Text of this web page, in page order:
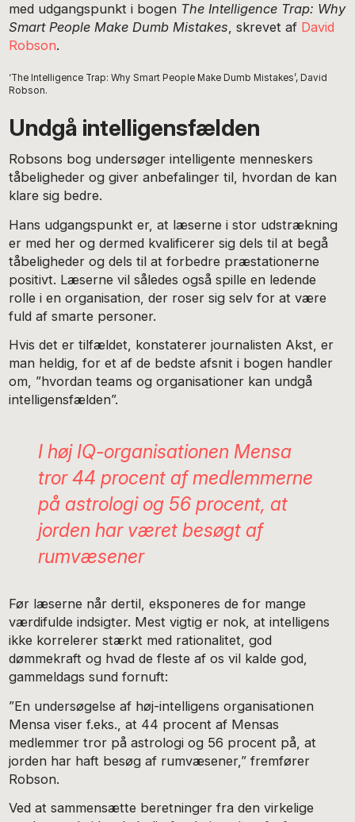
med udgangspunkt i bogen The Intelligence Trap: Why
Smart People Make Dumb Mistakes, skrevet af David
Robson.
‘The Intelligence Trap: Why Smart People Make Dumb Mistakes’, David
Robson.
Undgå intelligensfælden
Robsons bog undersøger intelligente menneskers
tåbeligheder og giver anbefalinger til, hvordan de kan
klare sig bedre.
Hans udgangspunkt er, at læserne i stor udstrækning
er med her og dermed kvalificerer sig dels til at begå
tåbeligheder og dels til at forbedre præstationerne
positivt. Læserne vil således også spille en ledende
rolle i en organisation, der roser sig selv for at være
fuld af smarte personer.
Hvis det er tilfældet, konstaterer journalisten Akst, er
man heldig, for et af de bedste afsnit i bogen handler
om, ”hvordan teams og organisationer kan undgå
intelligensfælden”.
I høj IQ-organisationen Mensa
tror 44 procent af medlemmerne
på astrologi og 56 procent, at
jorden har været besøgt af
rumvæsener
Før læserne når dertil, eksponeres de for mange
værdifulde indsigter. Mest vigtig er nok, at intelligens
ikke korrelerer stærkt med rationalitet, god
dømmekraft og hvad de fleste af os vil kalde god,
gammeldags sund fornuft:
”En undersøgelse af høj-intelligens organisationen
Mensa viser f.eks., at 44 procent af Mensas
medlemmer tror på astrologi og 56 procent på, at
jorden har haft besøg af rumvæsener,” fremfører
Robson.
Ved at sammensætte beretninger fra den virkelige